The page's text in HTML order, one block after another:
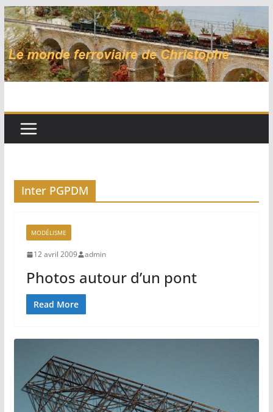
Passer
au
contenu
Inter PGPDM
MODÉLISME
12 avril 2009 admin
Photos autour d’un pont
Read More